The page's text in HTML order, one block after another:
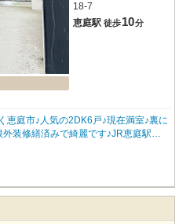
18-7
恵庭駅 徒歩10分
恵庭市♪人気の2DK6戸♪現在満室♪裏に
装修繕済みで綺麗です♪JR恵庭駅に
ん♪大きなふるさと公園、セイコーマ
す♪早い者勝ち♪